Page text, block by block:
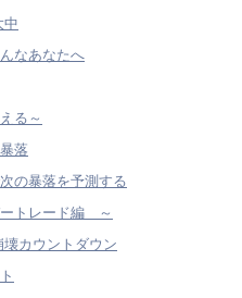
中
なあなたへ
る～
落
の暴落を予測する
トレード編 ～
カウントダウン